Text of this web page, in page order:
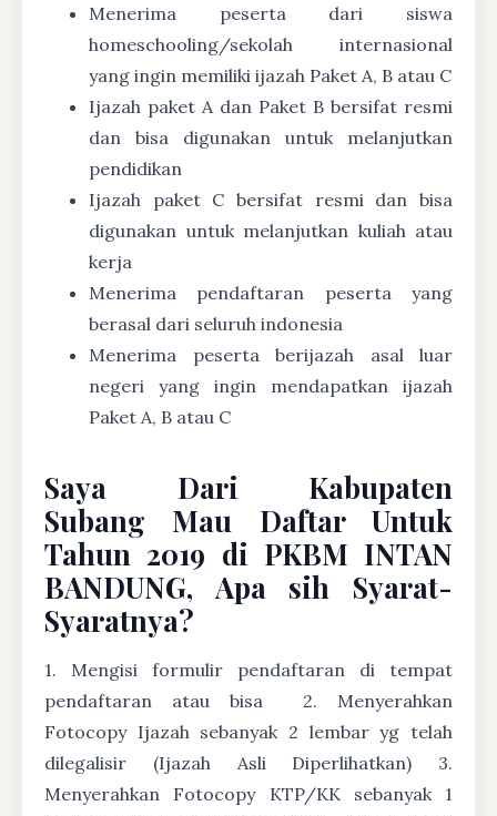
Menerima peserta dari siswa
homeschooling/sekolah internasional
yang ingin memiliki ijazah Paket A, B atau C
Ijazah paket A dan Paket B bersifat resmi
dan bisa digunakan untuk melanjutkan
pendidikan
Ijazah paket C bersifat resmi dan bisa
digunakan untuk melanjutkan kuliah atau
kerja
Menerima pendaftaran peserta yang
berasal dari seluruh indonesia
Menerima peserta berijazah asal luar
negeri yang ingin mendapatkan ijazah
Paket A, B atau C
Saya Dari Kabupaten
Subang Mau Daftar Untuk
Tahun 2019 di PKBM INTAN
BANDUNG, Apa sih Syarat-
Syaratnya?
1. Mengisi formulir pendaftaran di tempat
pendaftaran atau bisa
2. Menyerahkan
Fotocopy Ijazah sebanyak 2 lembar yg telah
dilegalisir (Ijazah Asli Diperlihatkan) 3.
Menyerahkan Fotocopy KTP/KK sebanyak 1